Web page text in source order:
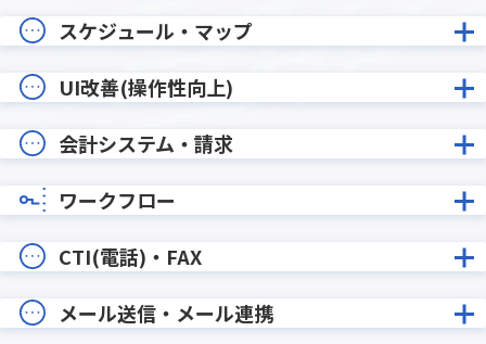
スケジュール・マップ
UI改善(操作性向上)
会計システム・請求
ワークフロー
CTI(電話)・FAX
メール送信・メール連携